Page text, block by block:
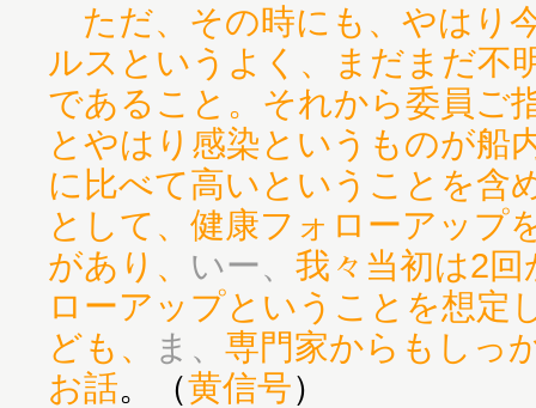
ただ、その時にも、やはり
ルスというよく、まだまだ不
であること。それから委員ご
とやはり感染というものが船
に比べて高いということを含
として、健康フォローアップ
があり、 いー、 我々当初は2
ローアップということを想定
ども、
ま、 専門家からもしっ
お話。（黄信号）